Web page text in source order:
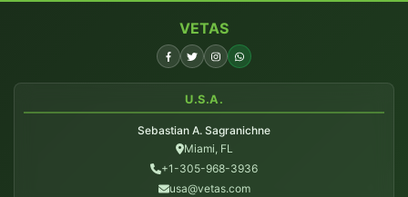
VETAS
U.S.A.
Sebastian A. Sagranichne
Miami, FL
+1-305-968-3936
usa@vetas.com